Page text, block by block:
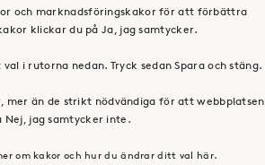
ni lämna till
är! Vi lånar gärna ut
och marknadsföringskakor för att förbättra
klickar du på Ja, jag samtycker.
i rutorna nedan. Tryck sedan Spara och stäng.
mer än de strikt nödvändiga för att webbplatsen
Nej, jag samtycker inte.
om kakor och hur du ändrar ditt val här.